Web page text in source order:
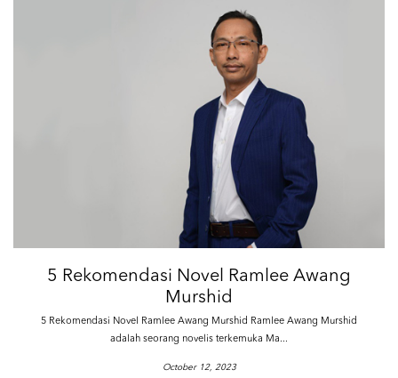
5 Rekomendasi Novel Ramlee Awang
Murshid
5 Rekomendasi Novel Ramlee Awang Murshid Ramlee Awang Murshid
adalah seorang novelis terkemuka Ma...
October 12, 2023